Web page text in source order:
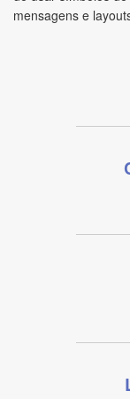
mensagens e